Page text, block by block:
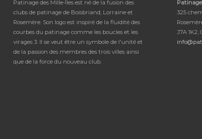
Patinage des Mille-Îles est né de la fusion des
clubs de patinage de Boisbriand, Lorraine et
Rosemère. Son logo est inspiré de la fluidité des
courbes du patinage comme les boucles et les
virages 3. Il se veut être un symbole de l'unité et
de la passion des membres des trois villes ainsi
que de la force du nouveau club.
325
J7A 1K2,